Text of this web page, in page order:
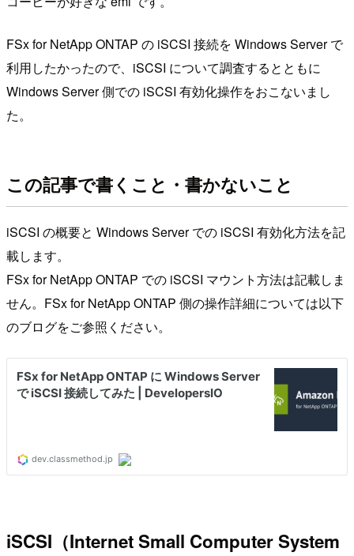
FSx for NetApp ONTAP の iSCSI 接続を Windows Server で
利用したかったので、iSCSI について調査するとともに
Windows Server 側での iSCSI 有効化操作をおこないまし
た。
この記事で書くこと・書かないこと
iSCSI の概要と Windows Server での iSCSI 有効化方法を記
載します。
FSx for NetApp ONTAP での iSCSI マウント方法は記載しま
せん。FSx for NetApp ONTAP 側の操作詳細については以下
のブログをご参照ください。
iSCSI（Internet Small Computer System